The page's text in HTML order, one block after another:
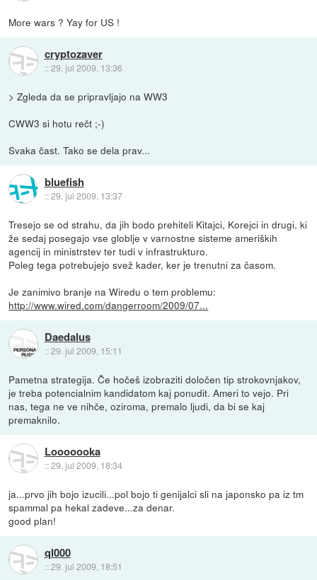
More wars ? Yay for US !
cryptozaver
::29. jul 2009, 13:36
> Zgleda da se pripravljajo na WW3
CWW3 si hotu rečt ;-)
Svaka čast. Tako se dela prav...
bluefish
::29. jul 2009, 13:37
Tresejo se od strahu, da jih bodo prehiteli Kitajci, Korejci in drugi, ki
že sedaj posegajo vse globlje v varnostne sisteme ameriških
agencij in ministrstev ter tudi v infrastrukturo.
Poleg tega potrebujejo svež kader, ker je trenutni za časom.
Je zanimivo branje na Wiredu o tem problemu:
http://www.wired.com/dangerroom/2009/07...
Daedalus
::29. jul 2009, 15:11
Pametna strategija. Če hočeš izobraziti določen tip strokovnjakov,
je treba potencialnim kandidatom kaj ponudit. Ameri to vejo. Pri
nas, tega ne ve nihče, oziroma, premalo ljudi, da bi se kaj
premaknilo.
Looooooka
::29. jul 2009, 18:34
ja...prvo jih bojo izucili...pol bojo ti genijalci sli na japonsko pa iz tm
spammal pa hekal zadeve...za denar.
good plan!
ql000
::29. jul 2009, 18:51